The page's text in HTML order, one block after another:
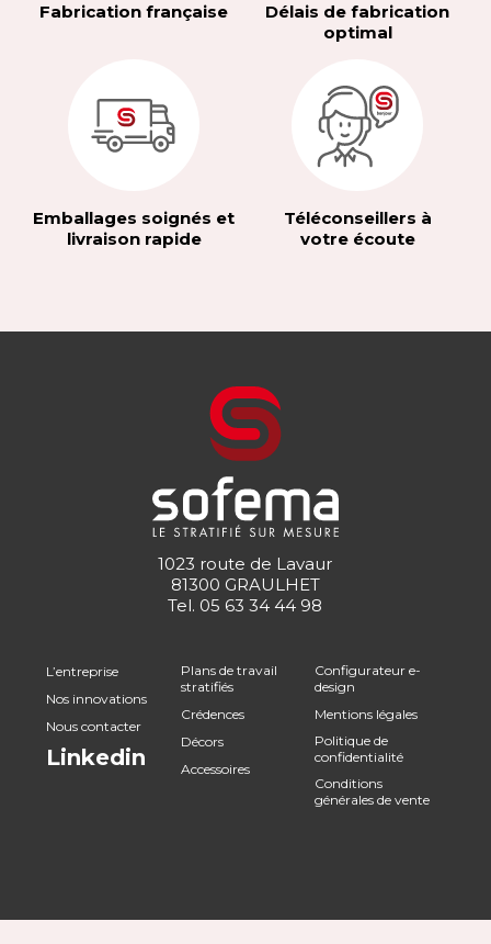
Fabrication française
Délais de fabrication
optimal
Emballages soignés et
livraison rapide
Téléconseillers à
votre écoute
1023 route de Lavaur
81300 GRAULHET
Tel. 05 63 34 44 98
L’entreprise
Nos innovations
Nous contacter
Linkedin
Plans de travail
stratifiés
Crédences
Décors
Accessoires
Configurateur e-
design
Mentions légales
Politique de
confidentialité
Conditions
générales de vente